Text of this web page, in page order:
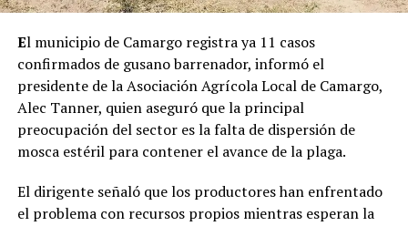
El municipio de Camargo registra ya 11 casos
confirmados de gusano barrenador, informó el
presidente de la Asociación Agrícola Local de Camargo,
Alec Tanner, quien aseguró que la principal
preocupación del sector es la falta de dispersión de
mosca estéril para contener el avance de la plaga.
El dirigente señaló que los productores han enfrentado
el problema con recursos propios mientras esperan la